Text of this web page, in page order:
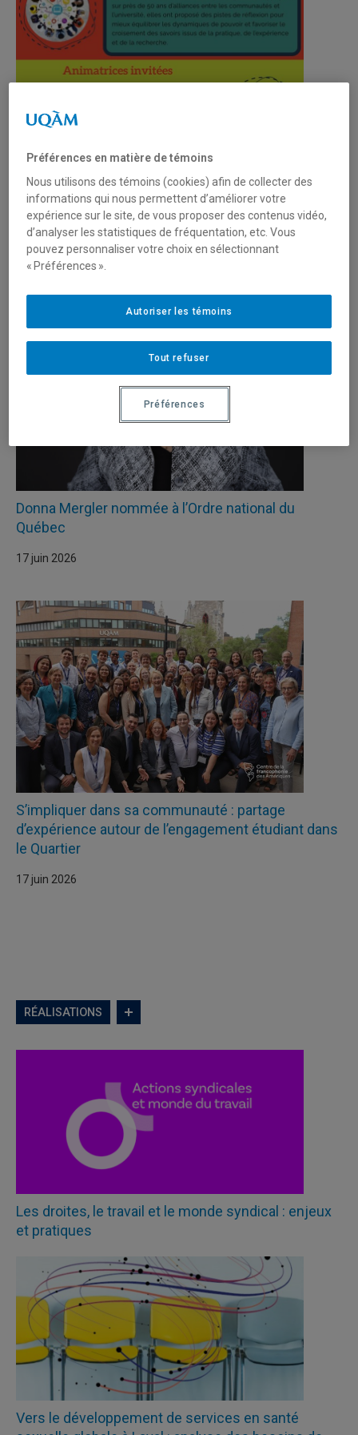
Communauté de pratique sur l’intermédiation
20 juin 2026
Donna Mergler nommée à l’Ordre national du
Québec
17 juin 2026
S’impliquer dans sa communauté : partage
d’expérience autour de l’engagement étudiant dans
le Quartier
17 juin 2026
RÉALISATIONS
Les droites, le travail et le monde syndical : enjeux
et pratiques
Vers le développement de services en santé
Préférences en matière de témoins
Nous utilisons des témoins (cookies) afin de collecter des
informations qui nous permettent d’améliorer votre
expérience sur le site, de vous proposer des contenus vidéo,
d’analyser les statistiques de fréquentation, etc. Vous
pouvez personnaliser votre choix en sélectionnant
« Préférences ».
Tout refuser
Autoriser les témoins
Préférences